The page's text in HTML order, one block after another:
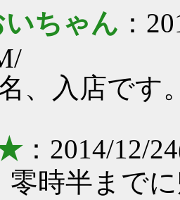
ちゃん ：
、入店です
：2014/12/
零時半まで